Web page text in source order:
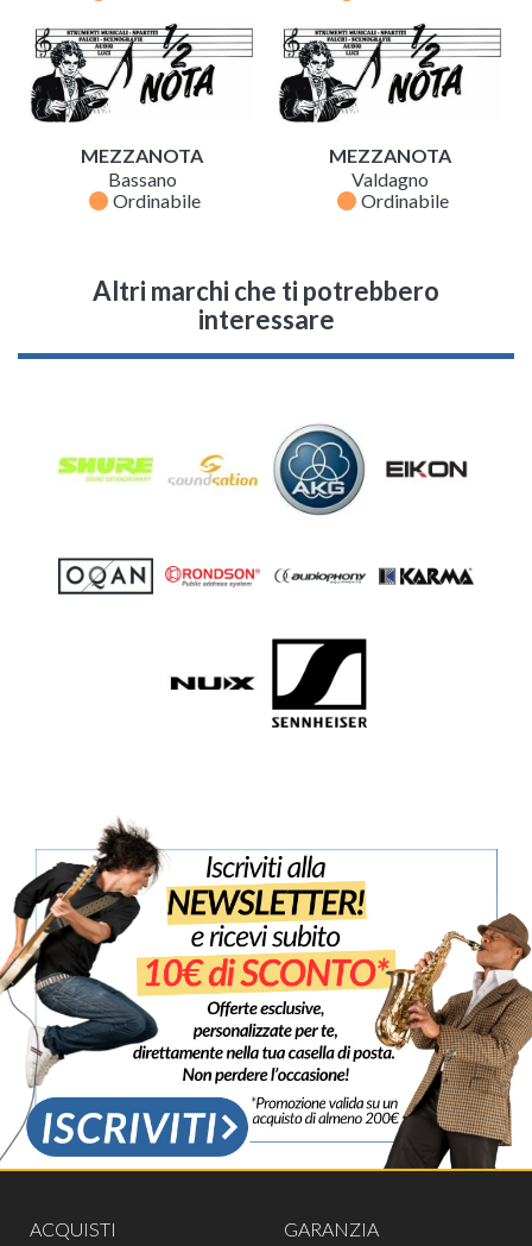
MEZZANOTA
Bassano
fiber_manual_record Ordinabile
MEZZANOTA
Valdagno
fiber_manual_record Ordinabile
Altri marchi che ti potrebbero
interessare
ACQUISTI GARANZIA